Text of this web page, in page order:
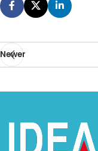
Newer